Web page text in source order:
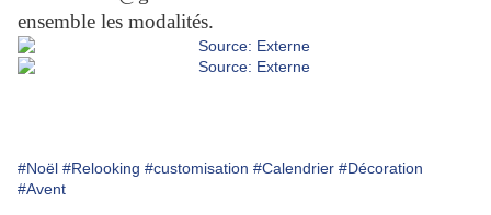
ensemble les modalités.
#Noël #Relooking #customisation #Calendrier #Décoration
#Avent